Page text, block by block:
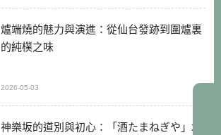
爐端燒的魅力與演進：從仙台發跡到圍爐裏
的純樸之味
2026-05-03
神樂坂的道別與初心：「酒たまねぎや」木